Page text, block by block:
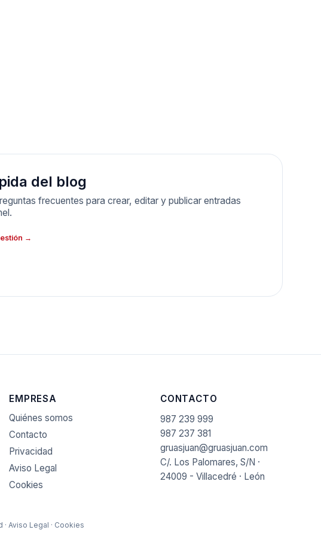
del blog
frecuentes para crear, editar y publicar entradas
→
EMPRESA
Quiénes somos
Contacto
Privacidad
Aviso Legal
Cookies
CONTACTO
987 239 999
987 237 381
gruasjuan@gruasjuan.com
C/. Los Palomares, S/N ·
24009 - Villacedré · León
· Aviso Legal · Cookies